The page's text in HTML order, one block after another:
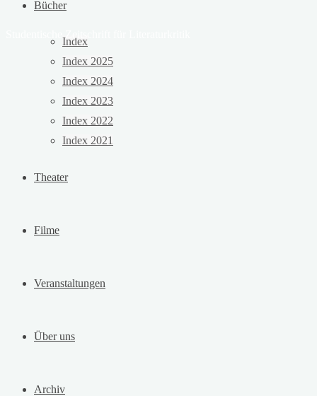
Bücher
Index
Index 2025
Index 2024
Index 2023
Index 2022
Index 2021
Theater
Filme
Veranstaltungen
Über uns
Archiv